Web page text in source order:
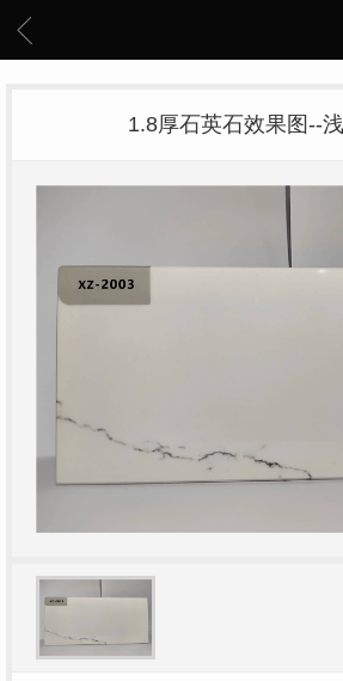
1.8厚石英石效果图--